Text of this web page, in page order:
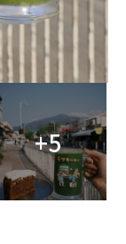
+5